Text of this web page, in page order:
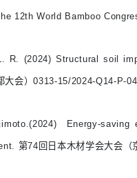
12th World Bamboo
(2024) Structural soil
会）0313-15/2024-Q14-P-
(2024) Energy-saving
第74回日本木材学会大会（